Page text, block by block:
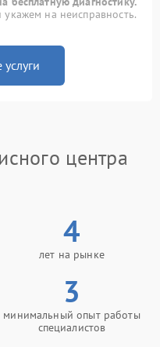
на неисправность.
услуги
центра
4
лет на рынке
3
минимальный опыт работы
специалистов